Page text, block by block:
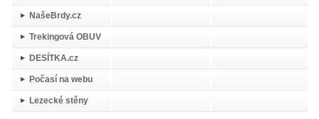
NašeBrdy.cz
Trekingová OBUV
DESÍTKA.cz
Počasí na webu
Lezecké stěny